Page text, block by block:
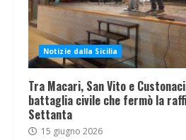
Notizie dalla Sicilia
Tra Macari, San Vito e
battaglia civile che fermò la
Settanta
15 giugno 2026